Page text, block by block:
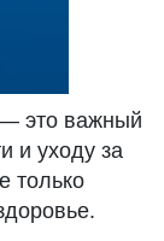
— это важный
и уходу за
только